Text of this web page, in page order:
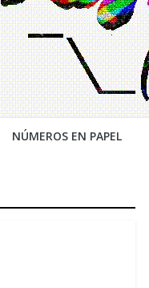
NÚMEROS EN PAPEL